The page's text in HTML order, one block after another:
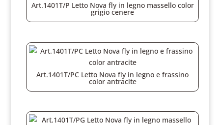
Art.1401T/P Letto Nova fly in legno massello color
grigio cenere
Art.1401T/PC Letto Nova fly in legno e frassino
color antracite